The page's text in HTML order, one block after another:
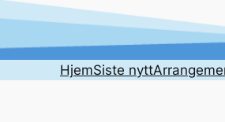
HjemSiste nytt